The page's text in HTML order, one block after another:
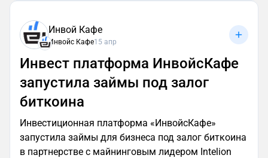
Инвой Кафе
Инвойс Кафе15 апр
Инвест платформа ИнвойсКафе
запустила займы под залог
биткоина
Инвестиционная платформа «ИнвойсКафе»
запустила займы для бизнеса под залог биткоина
в партнерстве с майнинговым лидером Intelion